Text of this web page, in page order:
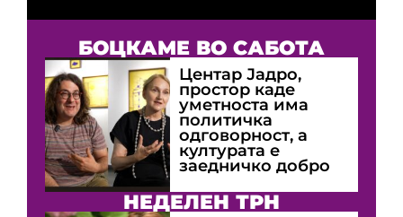
БОЦКАМЕ ВО САБОТА
Центар Јадро,
простор каде
уметноста има
политичка
одговорност, а
културата е
заедничко добро
НЕДЕЛЕН ТРН